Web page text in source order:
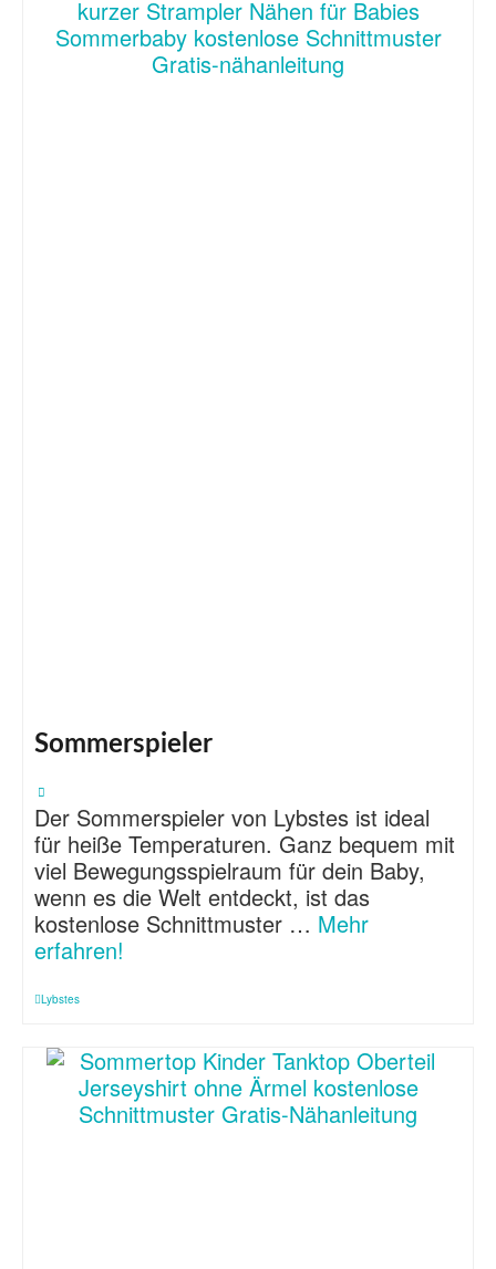
Sommerspieler
Der Sommerspieler von Lybstes ist ideal
für heiße Temperaturen. Ganz bequem mit
viel Bewegungsspielraum für dein Baby,
wenn es die Welt entdeckt, ist das
kostenlose Schnittmuster … Mehr
erfahren!
Lybstes